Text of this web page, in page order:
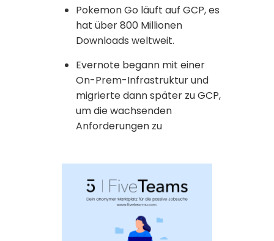
Pokemon Go läuft auf GCP, es
hat über 800 Millionen
Downloads weltweit.
Evernote begann mit einer
On-Prem-Infrastruktur und
migrierte dann später zu GCP,
um die wachsenden
Anforderungen zu